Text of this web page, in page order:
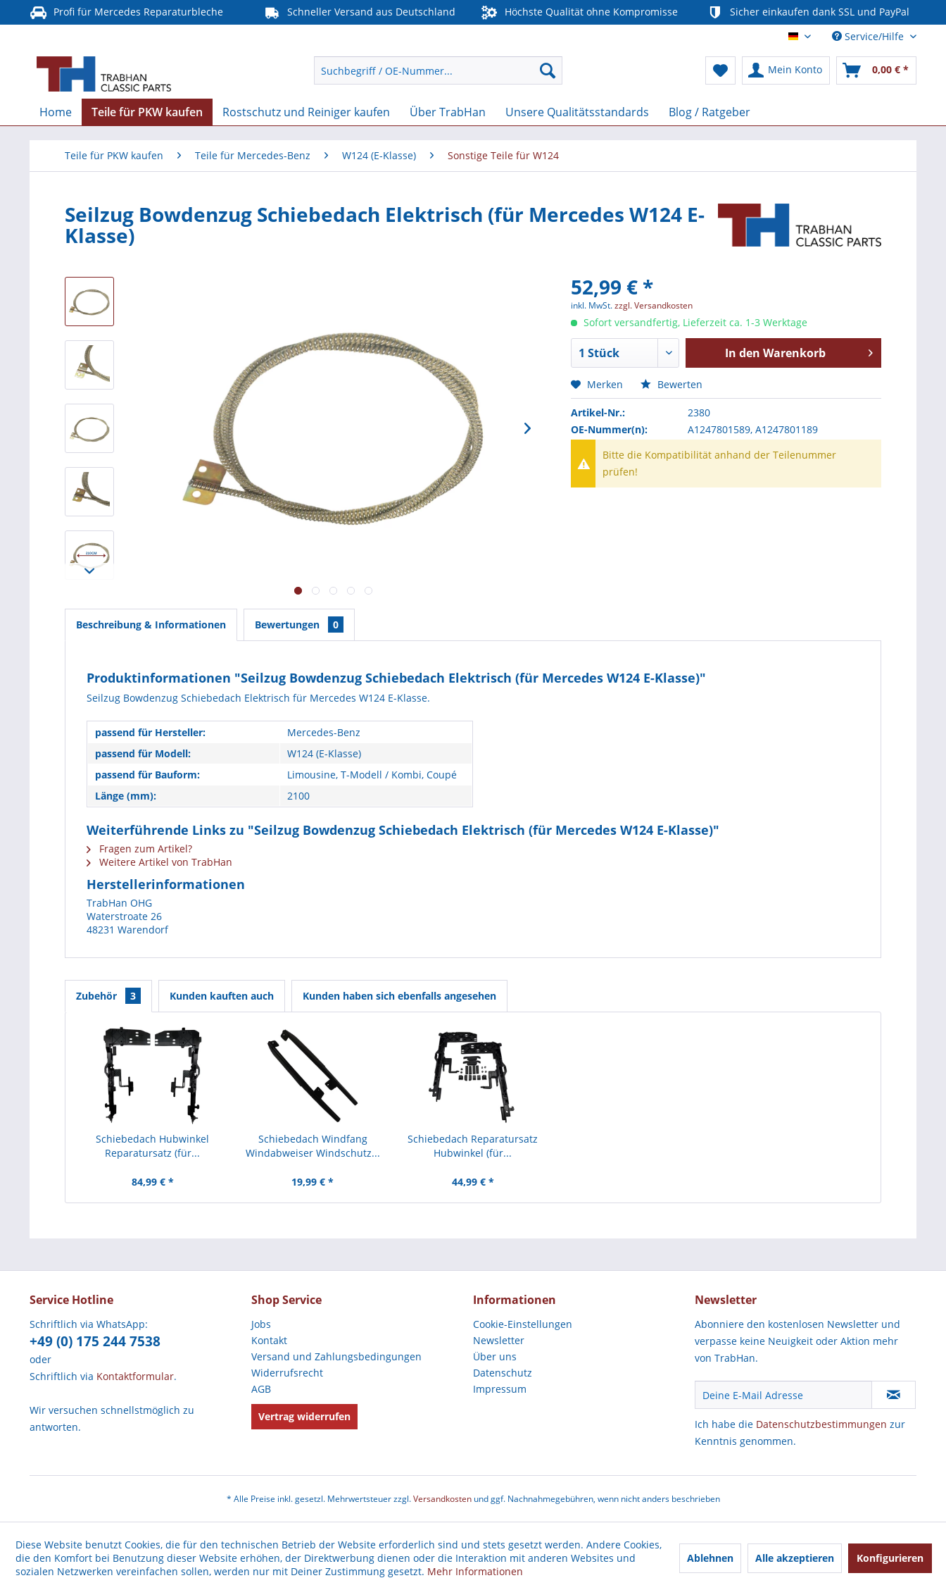
Profi für Mercedes Reparaturbleche Schneller Versand aus Deutschland Höchste Qualität ohne Kompromisse Sicher einkaufen dank SSL und PayPal
Deutsch Service/Hilfe
Mein Konto 0,00 € *
Home Teile für PKW kaufen Rostschutz und Reiniger kaufen Über TrabHan Unsere Qualitätsstandards Blog / Ratgeber
Teile für PKW kaufen Teile für Mercedes-Benz W124 (E-Klasse) Sonstige Teile für W124
Seilzug Bowdenzug Schiebedach Elektrisch (für Mercedes W124 E-
Klasse)
52,99 € *
inkl. MwSt.zzgl. Versandkosten
Sofort versandfertig, Lieferzeit ca. 1-3 Werktage
In den Warenkorb
Merken Bewerten
Artikel-Nr.:
2380
OE-Nummer(n):
A1247801589, A1247801189
Bitte die Kompatibilität anhand der Teilenummer
prüfen!
Beschreibung & Informationen Bewertungen 0
Produktinformationen "Seilzug Bowdenzug Schiebedach Elektrisch (für Mercedes W124 E-Klasse)"
Seilzug Bowdenzug Schiebedach Elektrisch für Mercedes W124 E-Klasse.
passend für Hersteller:
Mercedes-Benz
passend für Modell:
W124 (E-Klasse)
passend für Bauform:
Limousine, T-Modell / Kombi, Coupé
Länge (mm):
2100
Weiterführende Links zu "Seilzug Bowdenzug Schiebedach Elektrisch (für Mercedes W124 E-Klasse)"
Fragen zum Artikel?
Weitere Artikel von TrabHan
Herstellerinformationen
TrabHan OHG
Waterstroate 26
48231 Warendorf
Zubehör 3 Kunden kauften auch Kunden haben sich ebenfalls angesehen
Schiebedach Hubwinkel
Reparatursatz (für...
84,99 € *
Schiebedach Windfang
Windabweiser Windschutz...
19,99 € *
Schiebedach Reparatursatz
Hubwinkel (für...
44,99 € *
Service Hotline
Schriftlich via WhatsApp:
+49 (0) 175 244 7538
oder
Schriftlich via Kontaktformular.
Wir versuchen schnellstmöglich zu
antworten.
Shop Service
Jobs
Kontakt
Versand und Zahlungsbedingungen
Widerrufsrecht
AGB
Vertrag widerrufen
Informationen
Cookie-Einstellungen
Newsletter
Über uns
Datenschutz
Impressum
Newsletter
Abonniere den kostenlosen Newsletter und
verpasse keine Neuigkeit oder Aktion mehr
von TrabHan.
Ich habe die Datenschutzbestimmungen zur
Kenntnis genommen.
* Alle Preise inkl. gesetzl. Mehrwertsteuer zzgl.Versandkostenund ggf. Nachnahmegebühren, wenn nicht anders beschrieben
Diese Website benutzt Cookies, die für den technischen Betrieb der Website erforderlich sind und stets gesetzt werden. Andere Cookies,
die den Komfort bei Benutzung dieser Website erhöhen, der Direktwerbung dienen oder die Interaktion mit anderen Websites und
sozialen Netzwerken vereinfachen sollen, werden nur mit Deiner Zustimmung gesetzt. Mehr Informationen
Ablehnen Alle akzeptieren Konfigurieren